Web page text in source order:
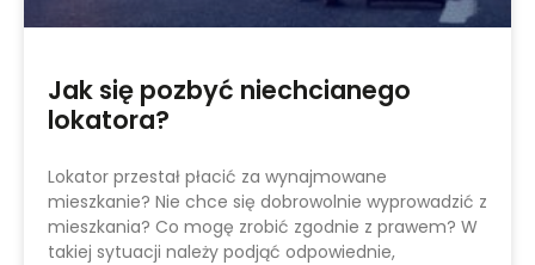
Jak się pozbyć niechcianego
lokatora?
Lokator przestał płacić za wynajmowane
mieszkanie? Nie chce się dobrowolnie wyprowadzić z
mieszkania? Co mogę zrobić zgodnie z prawem? W
takiej sytuacji należy podjąć odpowiednie,